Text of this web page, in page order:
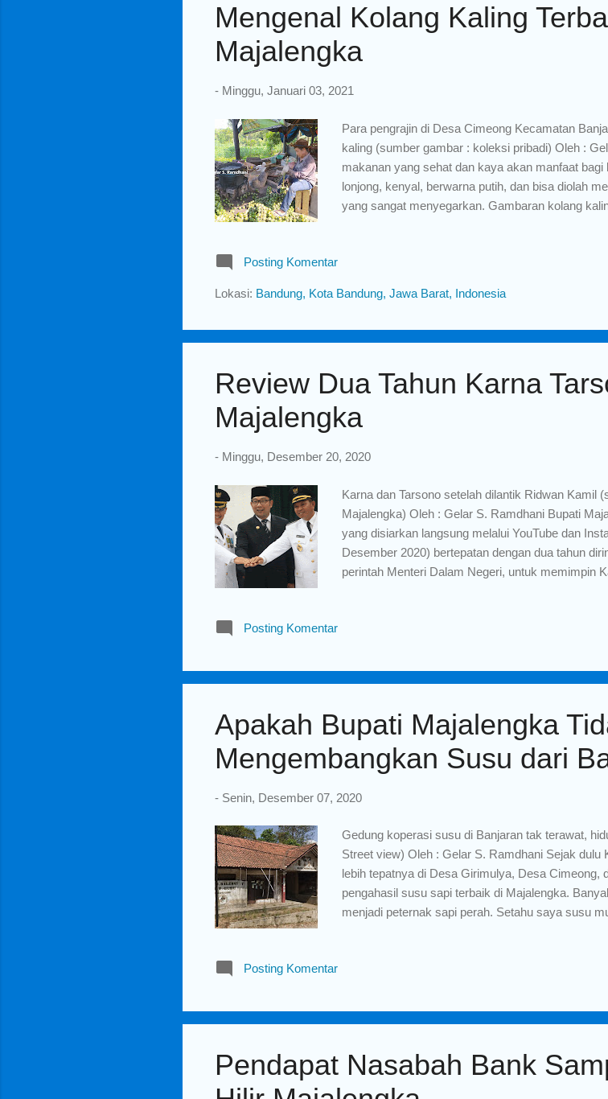
Mengenal Kolang Kaling
Majalengka
- Minggu, Januari 03, 2021
Para pengrajin di Desa Cimeong Kecamatan
kaling (sumber gambar : koleksi pribadi) Oleh :
makanan yang sehat dan kaya akan manfaat
lonjong, kenyal, berwarna putih, dan bisa diolah
yang sangat menyegarkan. Gambaran kolang
hingga mengalami proses fermentasi. Pohon
banyumasmembaca.wordpress.com) Sebagai
I...
Posting Komentar
Lokasi: Bandung, Kota Bandung, Jawa Barat, Indonesia
Review Dua Tahun Karna
Majalengka
- Minggu, Desember 20, 2020
Karna dan Tarsono setelah dilantik Ridwan Kamil
Majalengka) Oleh : Gelar S. Ramdhani Bupati
yang disiarkan langsung melalui YouTube dan
Desember 2020) bertepatan dengan dua tahun
perintah Menteri Dalam Negeri, untuk memimpin
channel Diskominfo Majalengka. Melalui tulisan
Statistik (BPS). JUMLAH PENGANGGURAN
adalah sebanyak 29.800 orang, sedangkan pada
Posting Komentar
Apakah Bupati Majalengka
Mengembangkan Susu dari
- Senin, Desember 07, 2020
Gedung koperasi susu di Banjaran tak terawat,
Street view) Oleh : Gelar S. Ramdhani Sejak
lebih tepatnya di Desa Girimulya, Desa Cimeong,
pengahasil susu sapi terbaik di Majalengka.
menjadi peternak sapi perah. Setahu saya susu
seorang mantan penjual susu keliling asal Desa
menjawab "Aduh ayeuna mah tos teu icalan
(Aduh sekarang sudah tidak jualan susu, jualan r...
Posting Komentar
Pendapat Nasabah Bank